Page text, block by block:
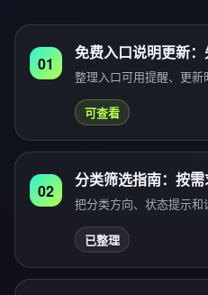
01
免费入口说明更新
整理入口可用提醒、更新
可查看
02
分类筛选指南：按
把分类方向、状态提示和
已整理